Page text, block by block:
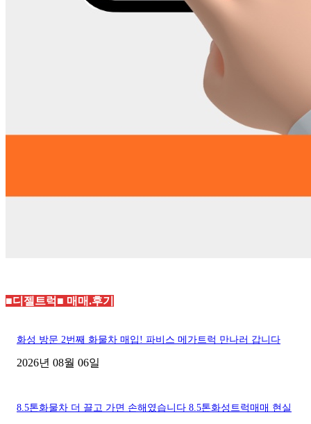
■디젤트럭■ 매매.후기
화성 방문 2번째 화물차 매입! 파비스 메가트럭 만나러 갑니다
2026년 08월 06일
8.5톤화물차 더 끌고 가면 손해였습니다 8.5톤화성트럭매매 현실